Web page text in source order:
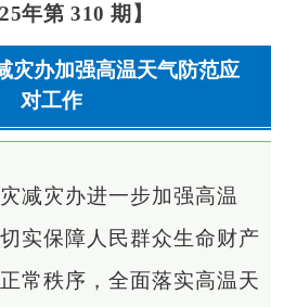
年第 310 期 】
灾办加强高温天气防范应
对工作
减灾办进一步加强高温
实保障人民群众生命财产
常秩序，全面落实高温天